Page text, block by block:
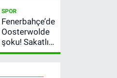
kaçta?
Şifresiz
UEFA
Avrupa Ligi
3. Ön Eleme
SPOR
Fenerbahçe’de
Oosterwolde
şoku! Sakatlığı
ciddi mi, kaç